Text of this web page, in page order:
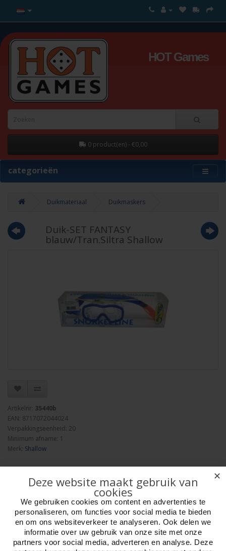
HOT Games
0 product(en) - €0,00
categorieën
Duikmateriaal Duikmaskers
Duik-SET FANTASY
blauw/Tran.Siltra Shallow
Artikelnr: 35440b
EAN: 8717072044024
Verpakkingseenheid: 20
Minimum afname: 1
Merk: Shallow
Aantal
✕
Deze website maakt gebruik van
cookies
We gebruiken cookies om content en advertenties te
personaliseren, om functies voor social media te bieden
en om ons websiteverkeer te analyseren. Ook delen we
informatie over uw gebruik van onze site met onze
partners voor social media, adverteren en analyse. Deze